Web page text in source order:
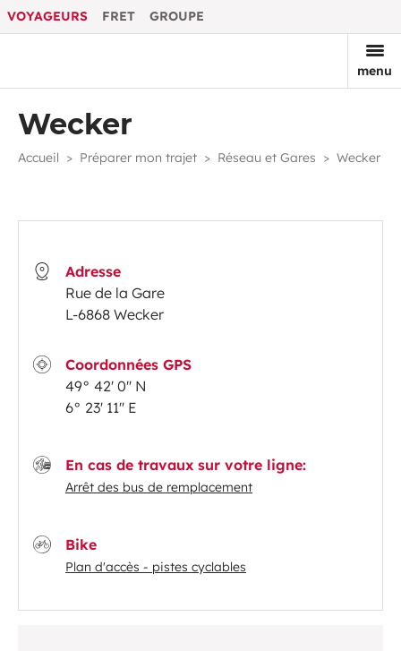
VOYAGEURS FRET GROUPE
menu
Wecker
Accueil Préparer mon trajet Réseau et Gares Wecker
Adresse
Rue de la G​are
L-6868 Wecker
Coordonnées GPS
49° 42' 0'' N
6° 23' 11'' E
En cas de travaux sur votre ligne:
Arrêt des bus de remplacement
Bike
Plan d'accès - pistes cyclables